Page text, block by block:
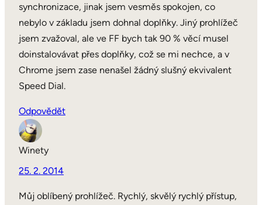
synchronizace, jinak jsem vesměs spokojen, co
nebylo v základu jsem dohnal doplňky. Jiný prohlížeč
jsem zvažoval, ale ve FF bych tak 90 % věcí musel
doinstalovávat přes doplňky, což se mi nechce, a v
Chrome jsem zase nenašel žádný slušný ekvivalent
Speed Dial.
Odpovědět
Winety
25. 2. 2014
Můj oblíbený prohlížeč. Rychlý, skvělý rychlý přístup,